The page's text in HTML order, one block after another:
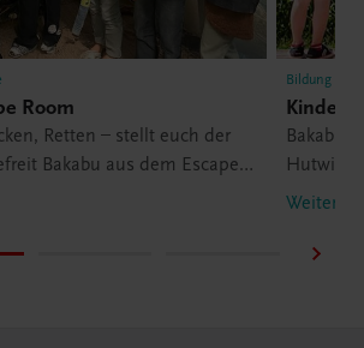
Room
Retten – stellt euch der
Bakabu aus dem Escape
Bildung -
Kinder-
Bakabu